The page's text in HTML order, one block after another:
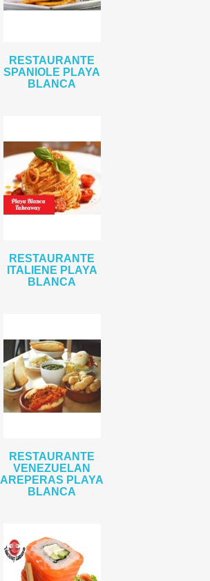
RESTAURANTE
SPANIOLE PLAYA
BLANCA
RESTAURANTE
ITALIENE PLAYA
BLANCA
RESTAURANTE
VENEZUELAN
AREPERAS PLAYA
BLANCA